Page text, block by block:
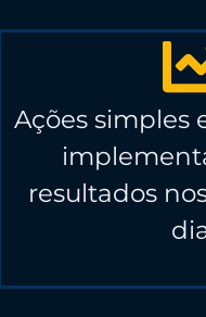
Ações simples
resultados